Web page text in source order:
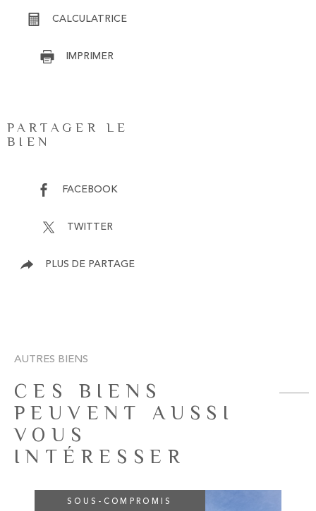
CALCULATRICE
IMPRIMER
PARTAGER LE
BIEN
FACEBOOK
TWITTER
PLUS DE PARTAGE
AUTRES BIENS
CES BIENS
PEUVENT AUSSI
VOUS
INTÉRESSER
SOUS-COMPROMIS